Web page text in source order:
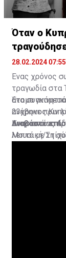
Όταν ο
28.02.2024 07:55
Ένας χρόνος
τραγωδία στα
άτομα ανάμεσά
23χρονος
Αναστασίας
Ένα
ανέβηκε πριν
Κυπριανό να
Μουσική/
Διαβάστε
λεπτά με τη